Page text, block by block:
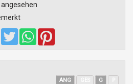
ANG G